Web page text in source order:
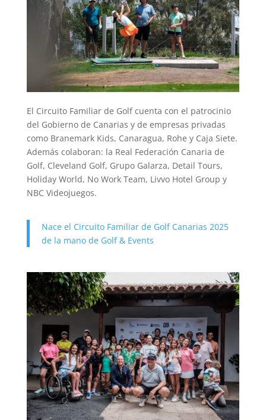
El Circuito Familiar de Golf cuenta con el patrocinio
del Gobierno de Canarias y de empresas privadas
como Branemark Kids, Canaragua, Rohe y Caja Siete.
Además colaboran: la Real Federación Canaria de
Golf, Cleveland Golf, Grupo Galarza, Detail Tours,
Holiday World, No Work Team, Livvo Hotel Group y
NBC Videojuegos.
Nace el Circuito Familiar de Golf Canarias 2025
de la mano de Golf & Events